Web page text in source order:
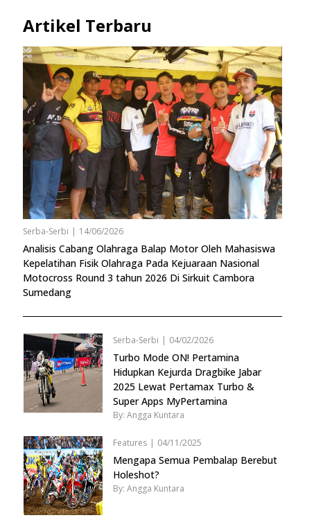
Artikel Terbaru
Serba-Serbi | 14/06/2026
Analisis Cabang Olahraga Balap Motor Oleh Mahasiswa
Kepelatihan Fisik Olahraga Pada Kejuaraan Nasional
Motocross Round 3 tahun 2026 Di Sirkuit Cambora
Sumedang
Serba-Serbi | 04/02/2026
Turbo Mode ON! Pertamina
Hidupkan Kejurda Dragbike Jabar
2025 Lewat Pertamax Turbo &
Super Apps MyPertamina
By: Angga Kuntara
Features | 04/11/2025
Mengapa Semua Pembalap Berebut
Holeshot?
By: Angga Kuntara